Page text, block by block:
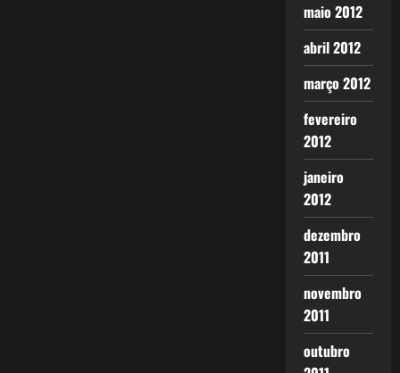
maio 2012
abril 2012
março 2012
fevereiro
2012
janeiro
2012
dezembro
2011
novembro
2011
outubro